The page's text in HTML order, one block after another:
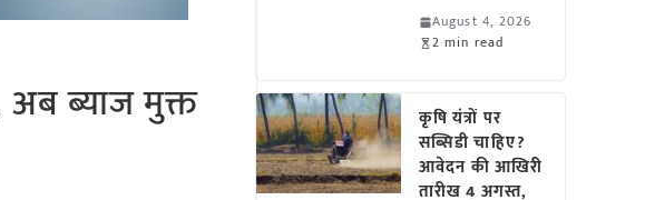
अब ब्याज मुक्त
August 4, 2026
2 min read
कृषि यंत्रों पर
सब्सिडी चाहिए?
आवेदन की आखिरी
तारीख 4 अगस्त,